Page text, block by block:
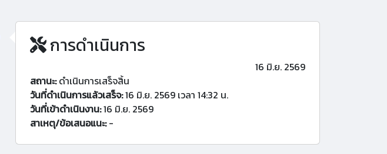
การดำเนินการ
16 มิ.ย. 2569
สถานะ:ดำเนินการเสร็จสิ้น
วันที่ดำเนินการแล้วเสร็จ:16 มิ.ย. 2569 เวลา 14:32 น.
วันที่เข้าดำเนินงาน:16 มิ.ย. 2569
สาเหตุ/ข้อเสนอแนะ:-